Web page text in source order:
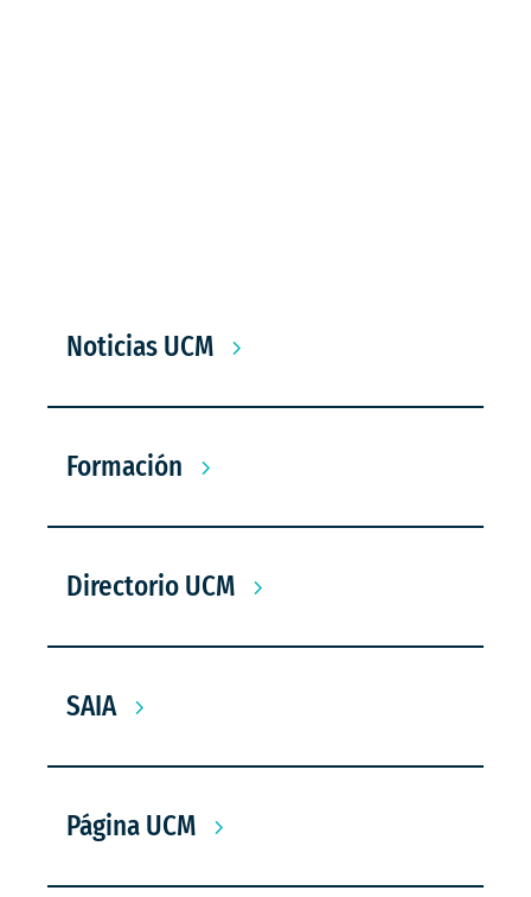
Noticias UCM
Formación
Directorio UCM
SAIA
Página UCM